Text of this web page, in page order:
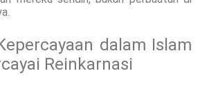
dalam Islam
Reinkarnasi